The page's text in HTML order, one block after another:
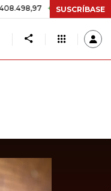
+$ 8.753,81 +2,19%
SUSCRÍBASE